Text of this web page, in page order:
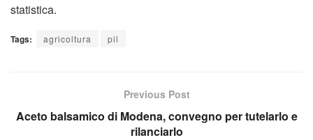
statistica.
Tags: agricoltura pil
Previous Post
Aceto balsamico di Modena, convegno per tutelarlo e
rilanciarlo